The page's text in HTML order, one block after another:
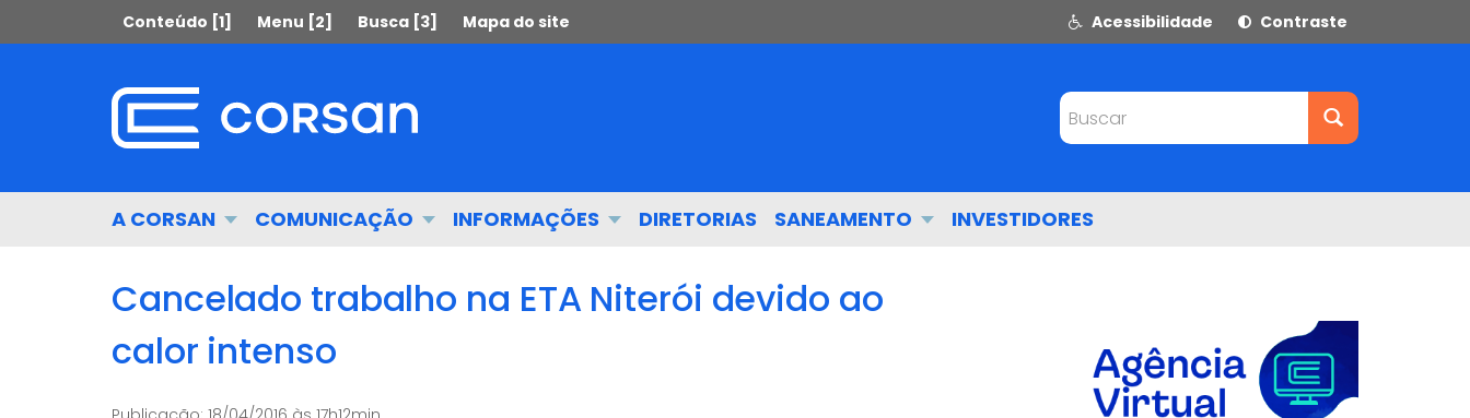
para
menu
para
Conteúdo [1] Menu [2] Busca [3] Mapa do site Acessibilidade Contraste
Buscar
do
A CORSAN COMUNICAÇÃO INFORMAÇÕES DIRETORIAS SANEAMENTO INVESTIDORES
Cancelado trabalho na ETA Niterói devido ao
calor intenso